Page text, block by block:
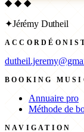
◆ ◆ ◆
✦Jérémy Dutheil
BOOKING
Annuaire pro
Méthode de
NAVIGATION